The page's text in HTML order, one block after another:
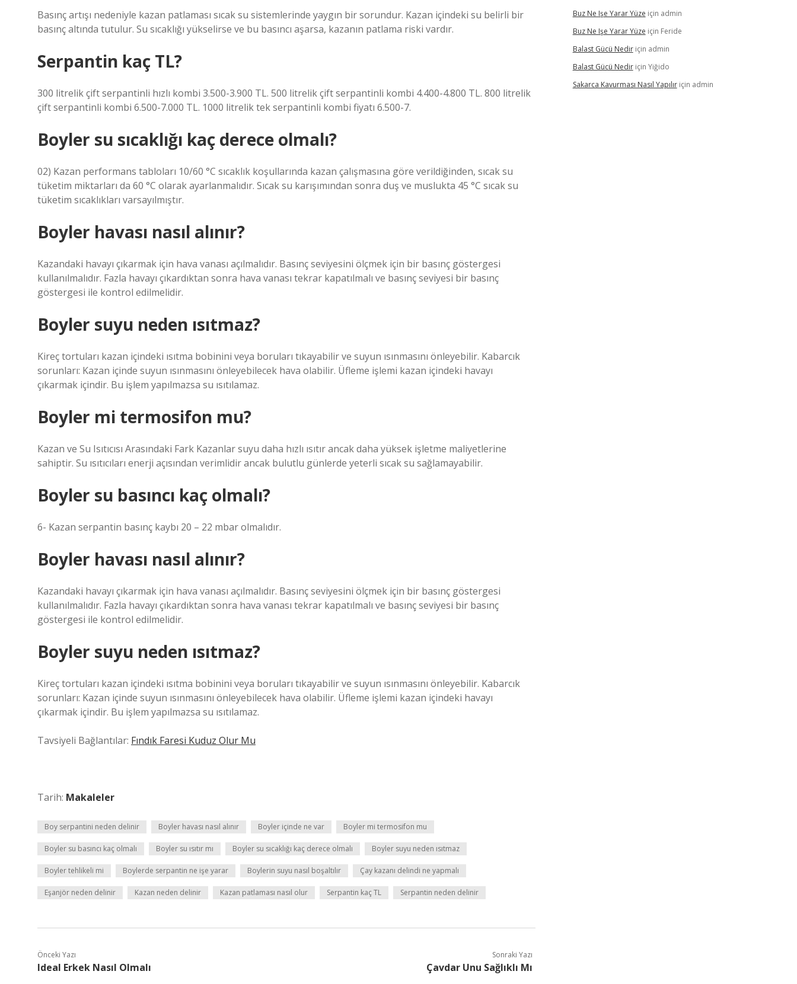
Basınç artışı nedeniyle kazan patlaması sıcak su sistemlerinde yaygın bir sorundur. Kazan içindeki su belirli bir
basınç altında tutulur. Su sıcaklığı yükselirse ve bu basıncı aşarsa, kazanın patlama riski vardır.
Serpantin kaç TL?
300 litrelik çift serpantinli hızlı kombi 3.500-3.900 TL. 500 litrelik çift serpantinli kombi 4.400-4.800 TL. 800 litrelik
çift serpantinli kombi 6.500-7.000 TL. 1000 litrelik tek serpantinli kombi fiyatı 6.500-7.
Boyler su sıcaklığı kaç derece olmalı?
02) Kazan performans tabloları 10/60 °C sıcaklık koşullarında kazan çalışmasına göre verildiğinden, sıcak su
tüketim miktarları da 60 °C olarak ayarlanmalıdır. Sıcak su karışımından sonra duş ve muslukta 45 °C sıcak su
tüketim sıcaklıkları varsayılmıştır.
Boyler havası nasıl alınır?
Kazandaki havayı çıkarmak için hava vanası açılmalıdır. Basınç seviyesini ölçmek için bir basınç göstergesi
kullanılmalıdır. Fazla havayı çıkardıktan sonra hava vanası tekrar kapatılmalı ve basınç seviyesi bir basınç
göstergesi ile kontrol edilmelidir.
Boyler suyu neden ısıtmaz?
Kireç tortuları kazan içindeki ısıtma bobinini veya boruları tıkayabilir ve suyun ısınmasını önleyebilir. Kabarcık
sorunları: Kazan içinde suyun ısınmasını önleyebilecek hava olabilir. Üfleme işlemi kazan içindeki havayı
çıkarmak içindir. Bu işlem yapılmazsa su ısıtılamaz.
Boyler mi termosifon mu?
Kazan ve Su Isıtıcısı Arasındaki Fark Kazanlar suyu daha hızlı ısıtır ancak daha yüksek işletme maliyetlerine
sahiptir. Su ısıtıcıları enerji açısından verimlidir ancak bulutlu günlerde yeterli sıcak su sağlamayabilir.
Boyler su basıncı kaç olmalı?
6- Kazan serpantin basınç kaybı 20 – 22 mbar olmalıdır.
Boyler havası nasıl alınır?
Kazandaki havayı çıkarmak için hava vanası açılmalıdır. Basınç seviyesini ölçmek için bir basınç göstergesi
kullanılmalıdır. Fazla havayı çıkardıktan sonra hava vanası tekrar kapatılmalı ve basınç seviyesi bir basınç
göstergesi ile kontrol edilmelidir.
Boyler suyu neden ısıtmaz?
Kireç tortuları kazan içindeki ısıtma bobinini veya boruları tıkayabilir ve suyun ısınmasını önleyebilir. Kabarcık
sorunları: Kazan içinde suyun ısınmasını önleyebilecek hava olabilir. Üfleme işlemi kazan içindeki havayı
çıkarmak içindir. Bu işlem yapılmazsa su ısıtılamaz.
Tavsiyeli Bağlantılar: Fındık Faresi Kuduz Olur Mu
Tarih: Makaleler
Boy serpantini neden delinir Boyler havası nasıl alınır Boyler içinde ne var Boyler mi termosifon mu
Boyler su basıncı kaç olmalı Boyler su ısıtır mı Boyler su sıcaklığı kaç derece olmalı Boyler suyu neden ısıtmaz
Boyler tehlikeli mi Boylerde serpantin ne işe yarar Boylerin suyu nasıl boşaltılır Çay kazanı delindi ne yapmalı
Eşanjör neden delinir Kazan neden delinir Kazan patlaması nasıl olur Serpantin kaç TL Serpantin neden delinir
Önceki Yazı
Ideal Erkek Nasıl Olmalı
Sonraki Yazı
Çavdar Unu Sağlıklı Mı
Buz Ne Işe Yarar Yüze için admin
Buz Ne Işe Yarar Yüze için Feride
Balast Gücü Nediriçin admin
Balast Gücü Nediriçin Yiğido
Sakarca Kavurması Nasıl Yapılıriçin admin